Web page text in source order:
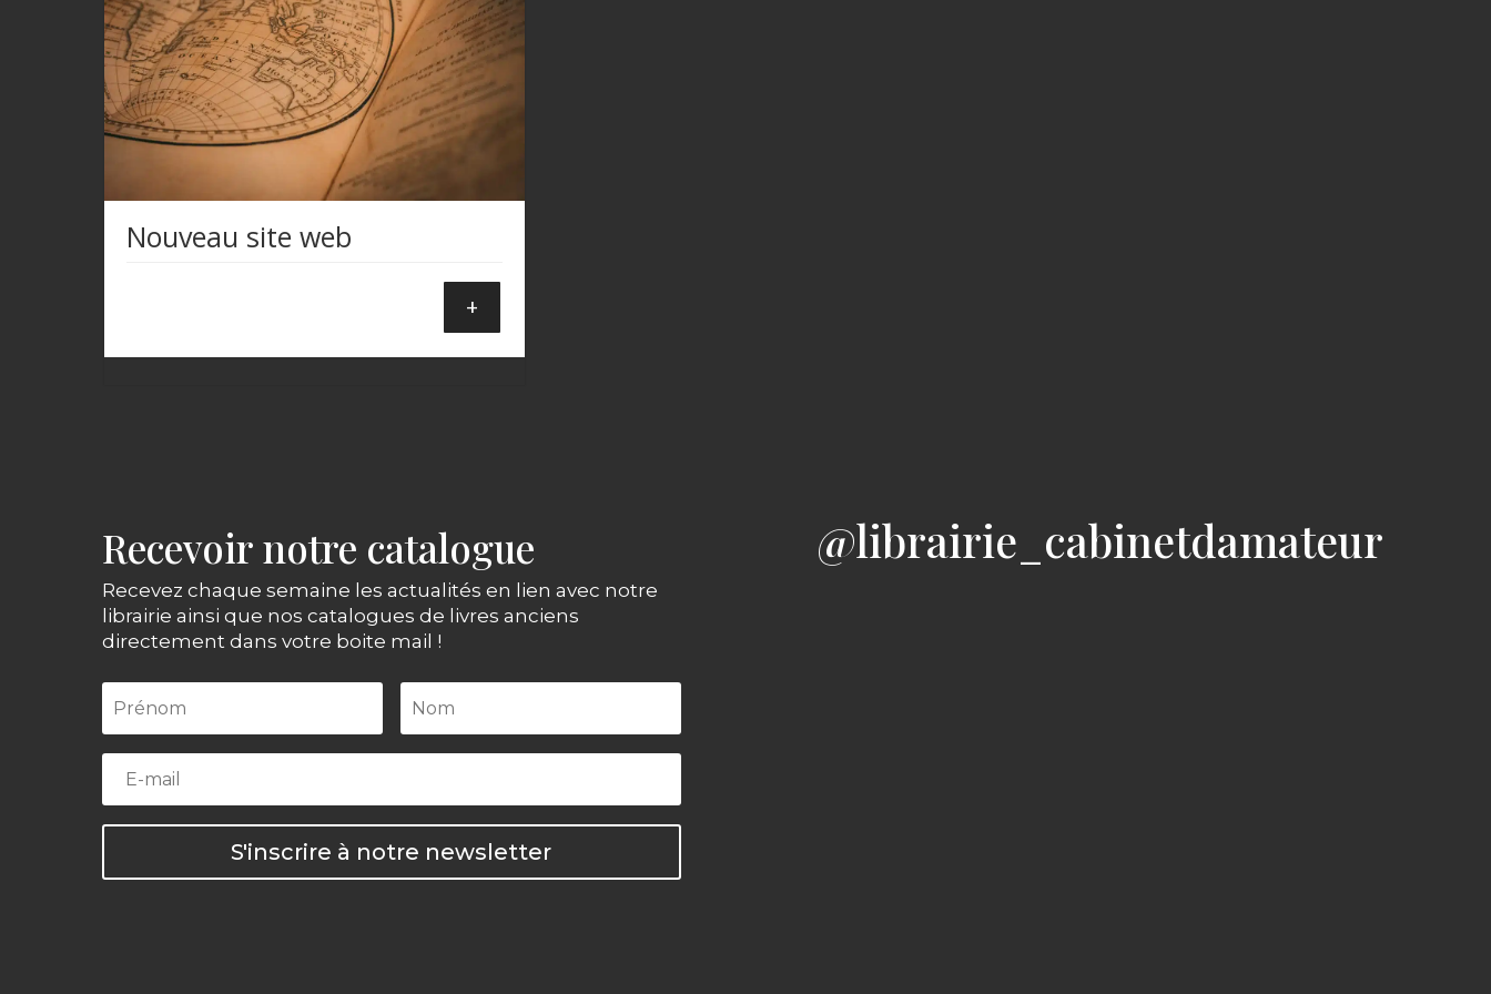
Nouveau site web
+
Recevoir notre catalogue
Recevez chaque semaine les actualités en lien avec notre
librairie ainsi que nos catalogues de livres anciens
directement dans votre boite mail !
S'inscrire à notre newsletter
@librairie_cabinetdamateur